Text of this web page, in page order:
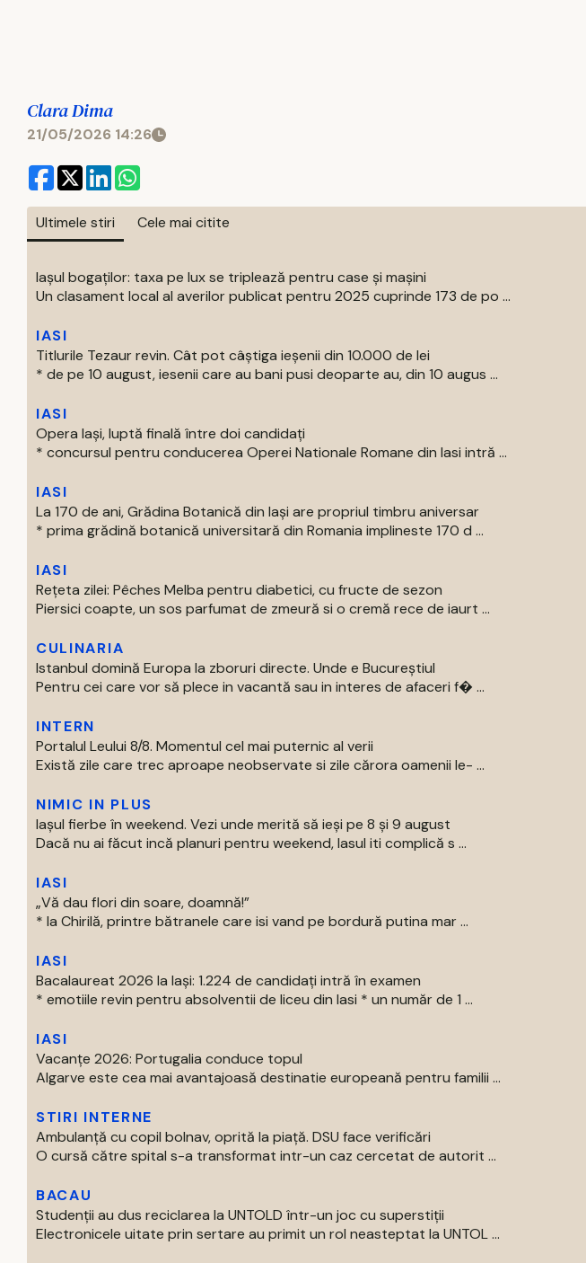
Clara Dima
21/05/2026 14:26
Ultimele stiri Cele mai citite
Iașul bogaților: taxa pe lux se triplează pentru case și mașini
Un clasament local al averilor publicat pentru 2025 cuprinde 173 de po ...
IASI
Titlurile Tezaur revin. Cât pot câștiga ieșenii din 10.000 de lei
* de pe 10 august, iesenii care au bani pusi deoparte au, din 10 augus ...
IASI
Opera Iași, luptă finală între doi candidați
* concursul pentru conducerea Operei Nationale Romane din Iasi intră ...
IASI
La 170 de ani, Grădina Botanică din Iași are propriul timbru aniversar
* prima grădină botanică universitară din Romania implineste 170 d ...
IASI
Rețeta zilei: Pêches Melba pentru diabetici, cu fructe de sezon
Piersici coapte, un sos parfumat de zmeură si o cremă rece de iaurt ...
CULINARIA
Istanbul domină Europa la zboruri directe. Unde e Bucureștiul
Pentru cei care vor să plece in vacantă sau in interes de afaceri f� ...
INTERN
Portalul Leului 8/8. Momentul cel mai puternic al verii
Există zile care trec aproape neobservate si zile cărora oamenii le- ...
NIMIC IN PLUS
Iașul fierbe în weekend. Vezi unde merită să ieși pe 8 și 9 august
Dacă nu ai făcut incă planuri pentru weekend, Iasul iti complică s ...
IASI
„Vă dau flori din soare, doamnă!”
* la Chirilă, printre bătranele care isi vand pe bordură putina mar ...
IASI
Bacalaureat 2026 la Iași: 1.224 de candidați intră în examen
* emotiile revin pentru absolventii de liceu din Iasi * un număr de 1 ...
IASI
Vacanțe 2026: Portugalia conduce topul
Algarve este cea mai avantajoasă destinatie europeană pentru familii ...
STIRI INTERNE
Ambulanță cu copil bolnav, oprită la piață. DSU face verificări
O cursă către spital s-a transformat intr-un caz cercetat de autorit ...
BACAU
Studenții au dus reciclarea la UNTOLD într-un joc cu superstiții
Electronicele uitate prin sertare au primit un rol neasteptat la UNTOL ...